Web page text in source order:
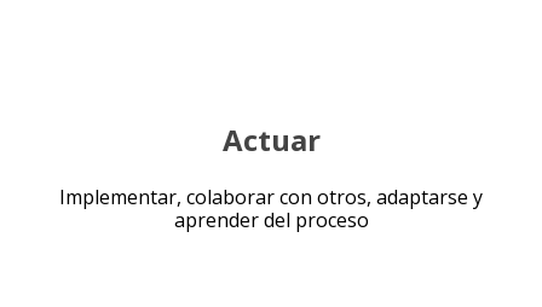
Actuar
Implementar, colaborar con otros, adaptarse y
aprender del proceso